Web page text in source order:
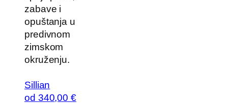
zabave i
opuštanja u
predivnom
zimskom
okruženju.
Sillian
od 340,00 €